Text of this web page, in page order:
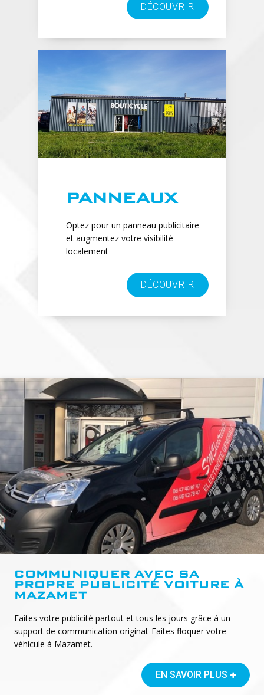
DÉCOUVRIR
PANNEAUX
Optez pour un panneau publicitaire
et augmentez votre visibilité
localement
DÉCOUVRIR
COMMUNIQUER AVEC SA
PROPRE PUBLICITÉ VOITURE À
MAZAMET
Faites votre publicité partout et tous les jours grâce à un
support de communication original. Faites floquer votre
véhicule à Mazamet.
EN SAVOIR PLUS